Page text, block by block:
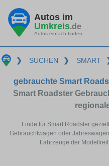
Autos im
Umkreis.de
Autos einfach finden
❯ SUCHEN ❯ SMART
gebrauchte Smart
Smart Roadster
Finde für Smart Roadster
Gebrauchtwagen oder
Fahrzeuge der